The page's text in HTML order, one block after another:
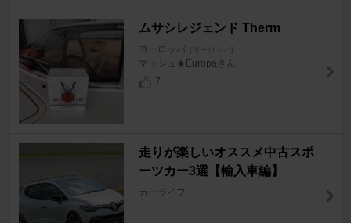
ムサシレジェンド Therm
ヨーロッパ
マッシュ★Europaさん
7
走りが楽しいオススメ中古スポ
ーツカー3選【輸入車編】
カーライフ